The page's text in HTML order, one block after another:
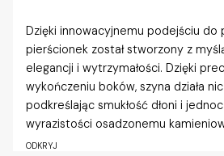
Dzięki innowacyjnemu podejściu do
pierścionek został stworzony z
elegancji i wytrzymałości. Dzięki
wykończeniu boków, szyna działa
podkreślając smukłość dłoni i
wyrazistości osadzonemu
ODKRYJ